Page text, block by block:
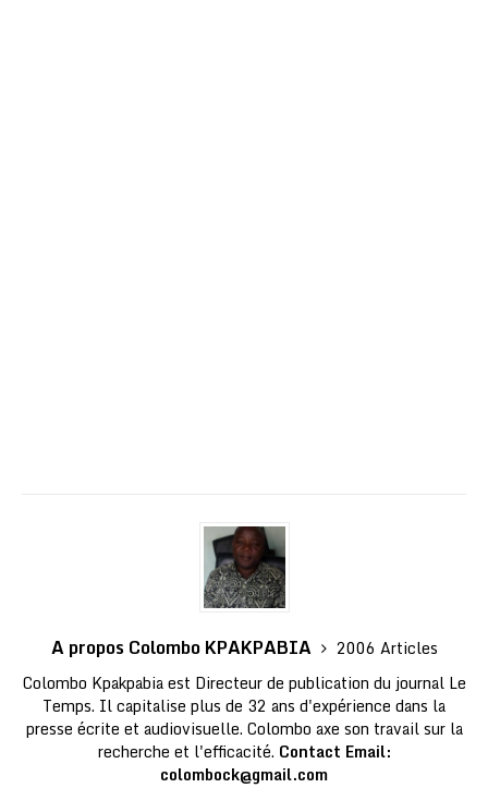
A propos Colombo KPAKPABIA
2006 Articles
Colombo Kpakpabia est Directeur de publication du journal Le
Temps. Il capitalise plus de 32 ans d'expérience dans la
presse écrite et audiovisuelle. Colombo axe son travail sur la
recherche et l'efficacité. Contact Email:
colombock@gmail.com